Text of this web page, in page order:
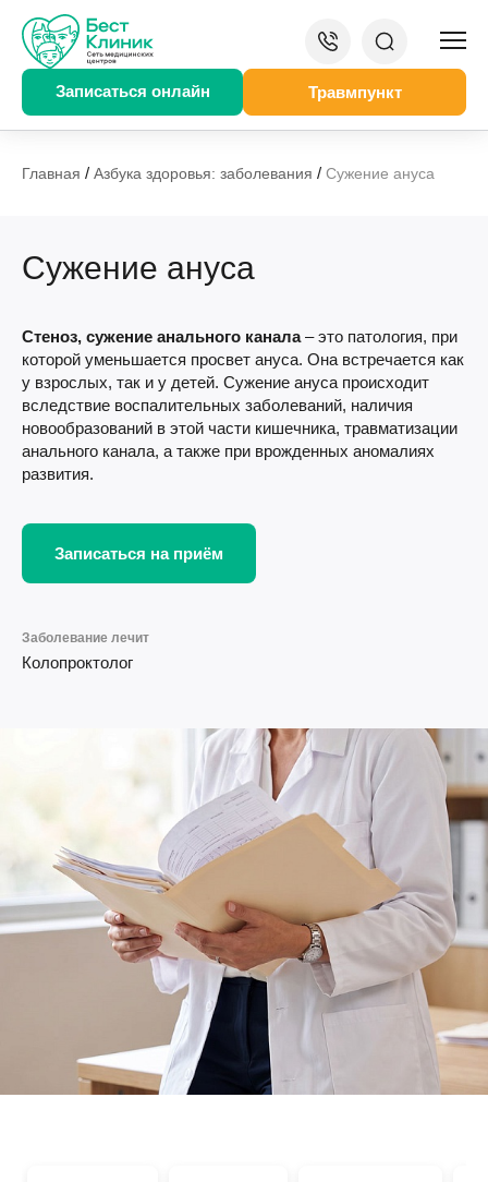
Записаться онлайн Травмпункт
Главная / Азбука здоровья: заболевания / Сужение ануса
Сужение ануса
Стеноз, сужение анального канала– это патология, при
которой уменьшается просвет ануса. Она встречается как
у взрослых, так и у детей. Сужение ануса происходит
вследствие воспалительных заболеваний, наличия
новообразований в этой части кишечника, травматизации
анального канала, а также при врожденных аномалиях
развития.
Записаться на приём
Заболевание лечит
Колопроктолог